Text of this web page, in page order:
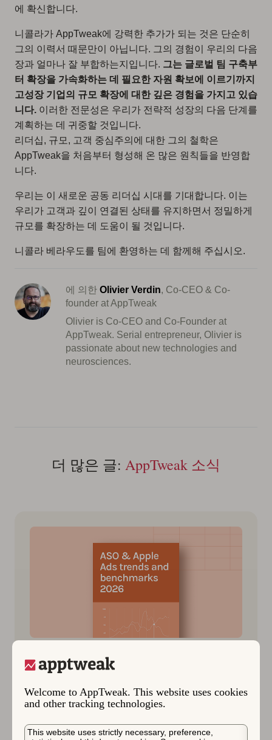
Welcome to AppTweak. This website uses cookies
and other tracking technologies.
This website uses strictly necessary, preference,
에 확신합니다.
니콜라가 AppTweak에 강력한 추가가 되는 것은 단순히
그의 이력서 때문만이 아닙니다. 그의 경험이 우리의 다음
장과 얼마나 잘 부합하는지입니다. 그는 글로벌 팀 구축부
터 확장을 가속화하는 데 필요한 자원 확보에 이르기까지
고성장 기업의 규모 확장에 대한 깊은 경험을 가지고 있습
니다. 이러한 전문성은 우리가 전략적 성장의 다음 단계를
계획하는 데 귀중할 것입니다.
리더십, 규모, 고객 중심주의에 대한 그의 철학은
AppTweak을 처음부터 형성해 온 많은 원칙들을 반영합
니다.
우리는 이 새로운 공동 리더십 시대를 기대합니다. 이는
우리가 고객과 깊이 연결된 상태를 유지하면서 정밀하게
규모를 확장하는 데 도움이 될 것입니다.
니콜라 베라우도를 팀에 환영하는 데 함께해 주십시오.
에 의한 Olivier Verdin, Co-CEO & Co-
founder at AppTweak
Olivier is Co-CEO and Co-Founder at
AppTweak. Serial entrepreneur, Olivier is
passionate about new technologies and
neurosciences.
더 많은 글: AppTweak 소식
2026년 7월 13일
새로 공개된: ASO 및 Apple Ads
트렌드 및 벤치마크 보고서 2026
앱 성과를 한 단계 높이기 위한 상위 앱 및 게임의